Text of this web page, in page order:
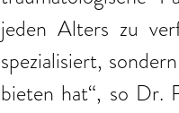
jeden Alters zu
spezialisiert,
bieten hat“, so Dr.